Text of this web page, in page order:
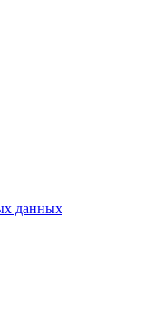
данных